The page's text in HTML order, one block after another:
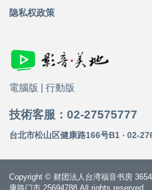
隐私权政策
電腦版 行動版
技術客服：02-27575777
台北市松山区健康路166号B1 ‧ 02-
Copyright © 财团法人台湾福音书房
康路门市 25694788 All rights reserved.